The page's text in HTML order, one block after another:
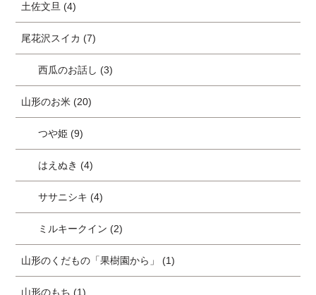
土佐文旦 (4)
尾花沢スイカ (7)
西瓜のお話し (3)
山形のお米 (20)
つや姫 (9)
はえぬき (4)
ササニシキ (4)
ミルキークイン (2)
山形のくだもの「果樹園から」 (1)
山形のもち (1)